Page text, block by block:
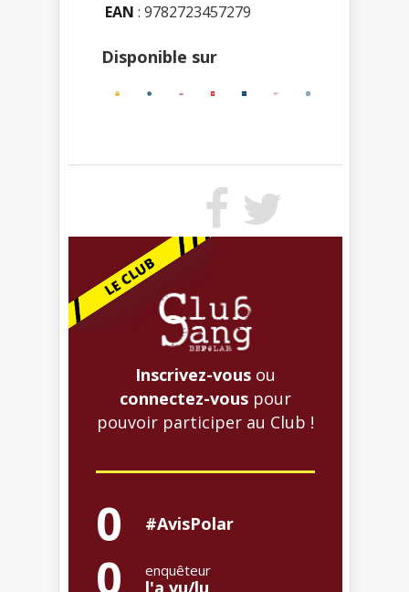
EAN : 9782723457279
Disponible sur
Inscrivez-vous ou
connectez-vous pour
pouvoir participer au Club !
0 #AvisPolar
0 enquêteur
l'a vu/lu